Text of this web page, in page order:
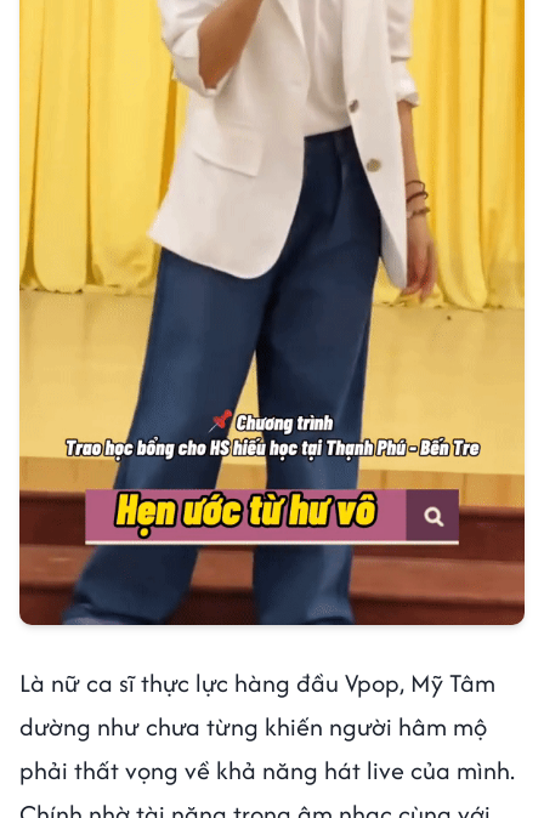
Là nữ ca sĩ thực lực hàng đầu Vpop, Mỹ Tâm
dường như chưa từng khiến người hâm mộ
phải thất vọng về khả năng hát live của mình.